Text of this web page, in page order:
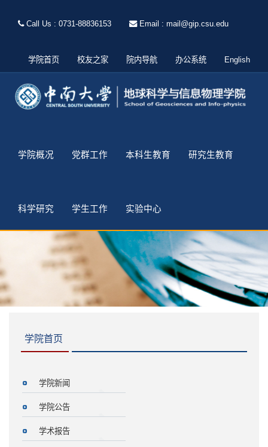
Call Us : 0731-88836153 Email : mail@gip.csu.edu
学院首页 校友之家 院内导航 办公系统 English
学院概况 党群工作 本科生教育 研究生教育
科学研究 学生工作 实验中心
学院首页
学院新闻
学院公告
学术报告